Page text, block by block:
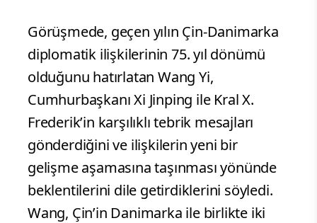
Görüşmede, geçen yılın Çin-Danimarka
diplomatik ilişkilerinin 75. yıl dönümü
olduğunu hatırlatan Wang Yi,
Cumhurbaşkanı Xi Jinping ile Kral X.
Frederik’in karşılıklı tebrik mesajları
gönderdiğini ve ilişkilerin yeni bir
gelişme aşamasına taşınması yönünde
beklentilerini dile getirdiklerini söyledi.
Wang, Çin’in Danimarka ile birlikte iki